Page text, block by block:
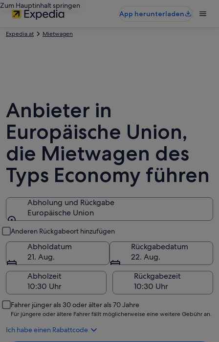
Zum Hauptinhalt springen
App herunterladen
Expedia.at Mietwagen
Anbieter in
Europäische Union,
die Mietwagen des
Typs Economy führen
Abholung und Rückgabe
Europäische Union
Anderen Rückgabeort hinzufügen
Abholdatum
21. Aug.
Rückgabedatum
22. Aug.
Abholzeit
Rückgabezeit
Fahrer jünger als 30 oder älter als 70 Jahre
Für jüngere oder ältere Fahrer fällt möglicherweise eine weitere Gebühr an.
Ich habe einen Rabattcode